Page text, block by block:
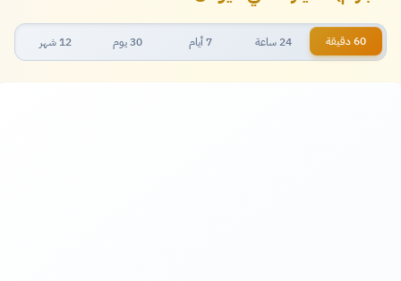
60 دقيقة 24 ساعة 7 أيام 30 يوم 12 شهر